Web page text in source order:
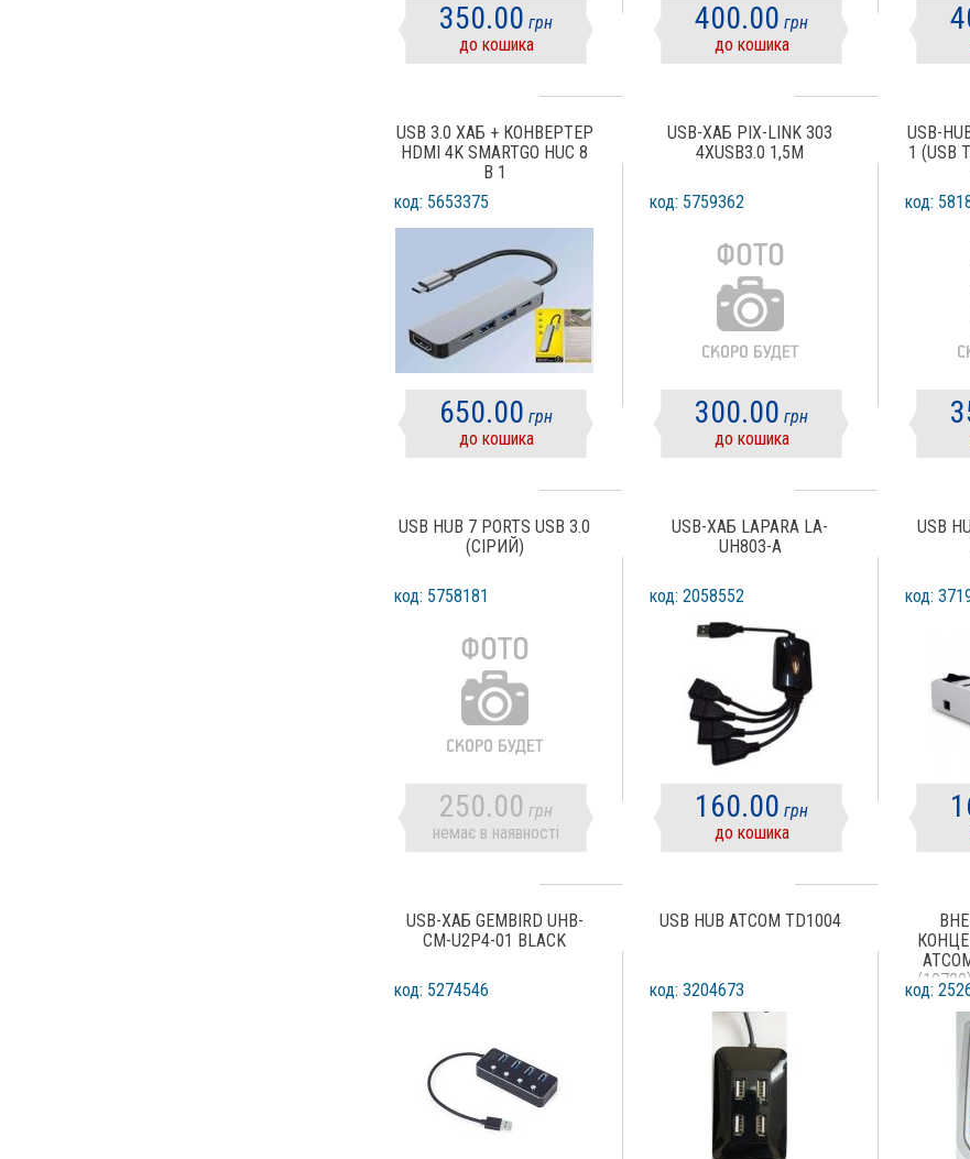
350.00 грн
до кошика
400.00 грн
до кошика
USB 3.0 ХАБ + КОНВЕРТЕР
HDMI 4K SMARTGO HUC 8
В 1
код: 5653375
650.00 грн
до кошика
USB-ХАБ PIX-LINK 303
4ХUSB3.0 1,5М
код: 5759362
300.00 грн
до кошика
USB-
1 (USB
код:
USB HUB 7 PORTS USB 3.0
(СІРИЙ)
код: 5758181
250.00 грн
немає в наявності
USB-ХАБ LAPARA LA-
UH803-A
код: 2058552
160.00 грн
до кошика
USB
код:
USB-ХАБ GEMBIRD UHB-
CM-U2P4-01 BLACK
код: 5274546
USB HUB ATCOM TD1004
код: 3204673 код: